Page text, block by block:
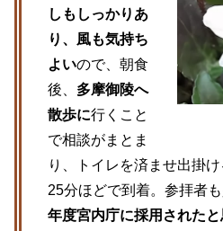
しもしっかりあ
り、風も気持ち
よいので、朝食
後、 多摩御陵へ
散歩に行くこと
で相談がまとま
り、トイレを済ませ出掛け
25分ほどで到着。参拝者も
年度宮内庁に採用された